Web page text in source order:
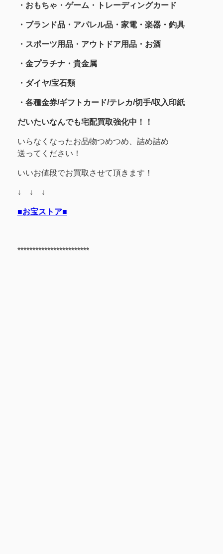
・おもちゃ・ゲーム・トレーディングカード
・ブランド品・アパレル品・家電・楽器・釣具
・スポーツ用品・アウトドア用品・お酒
・金プラチナ・貴金属
・ ダイヤ/宝石類
・各種金券/ギフトカード/テレカ/切手/収入印紙
だいたいなんでも宅配買取強化中！！
いらなくなったお品物つめつめ、詰め詰め
送ってください！
いいお値段でお買取させて頂きます！
↓ ↓ ↓
■お宝ストア■
************************